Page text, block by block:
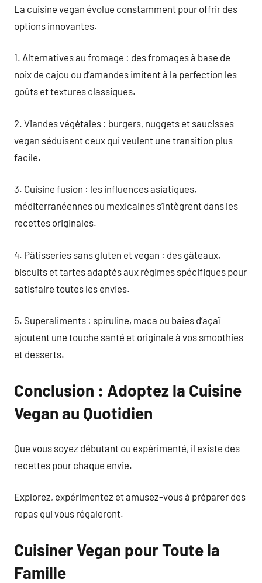
La cuisine vegan évolue constamment pour offrir des
options innovantes.
1. Alternatives au fromage : des fromages à base de
noix de cajou ou d’amandes imitent à la perfection les
goûts et textures classiques.
2. Viandes végétales : burgers, nuggets et saucisses
vegan séduisent ceux qui veulent une transition plus
facile.
3. Cuisine fusion : les influences asiatiques,
méditerranéennes ou mexicaines s’intègrent dans les
recettes originales.
4. Pâtisseries sans gluten et vegan : des gâteaux,
biscuits et tartes adaptés aux régimes spécifiques pour
satisfaire toutes les envies.
5. Superaliments : spiruline, maca ou baies d’açaï
ajoutent une touche santé et originale à vos smoothies
et desserts.
Conclusion : Adoptez la Cuisine
Vegan au Quotidien
Que vous soyez débutant ou expérimenté, il existe des
recettes pour chaque envie.
Explorez, expérimentez et amusez-vous à préparer des
repas qui vous régaleront.
Cuisiner Vegan pour Toute la
Famille